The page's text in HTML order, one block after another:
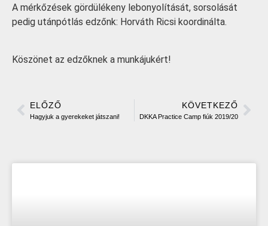
A mérkőzések gördülékeny lebonyolítását, sorsolását
pedig utánpótlás edzőnk: Horváth Ricsi koordinálta.
Köszönet az edzőknek a munkájukért!
ELŐZŐ
Hagyjuk a gyerekeket játszani!
KÖVETKEZŐ
DKKA Practice Camp fiúk 2019/20